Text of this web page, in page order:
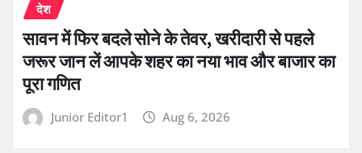
देश
सावन में फिर बदले सोने के तेवर, खरीदारी से पहले
जरूर जान लें आपके शहर का नया भाव और बाजार का
पूरा गणित
Junior Editor1 Aug 6, 2026